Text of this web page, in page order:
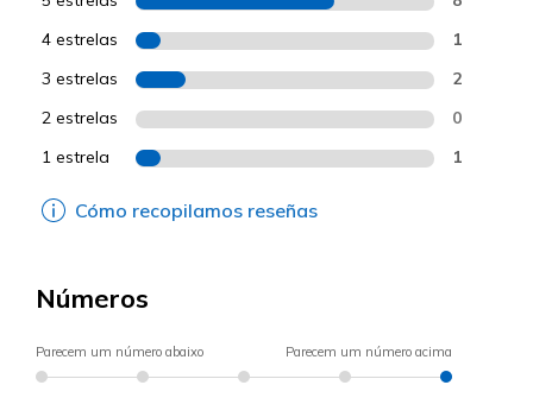
4 estrelas 1
3 estrelas 2
2 estrelas 0
1 estrela 1
Cómo recopilamos reseñas
Números
Parecem um número abaixo Parecem um número acima